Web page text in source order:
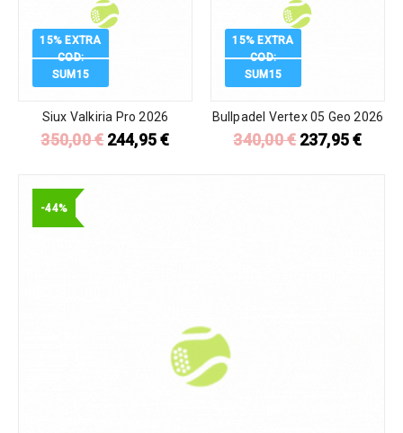
15% EXTRA
COD:
SUM15
Siux Valkiria Pro 2026
350,00€ 244,95€
15% EXTRA
COD:
SUM15
Bullpadel Vertex 05 Geo 2026
340,00€ 237,95€
-44%